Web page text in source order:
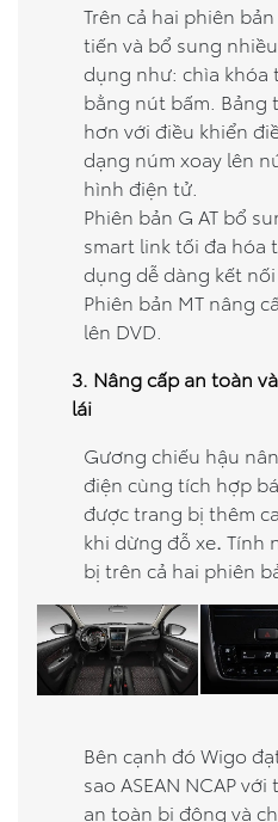
Trên cả hai phiên
tiến và bổ sung
dụng như: chìa
bằng nút bấm. Bảng
hơn với điều khiển
dạng núm xoay lên
hình điện tử.
Phiên bản G AT bổ
smart link tối đa hóa
dụng dễ dàng kết
Phiên bản MT nâng
lên DVD.
3. Nâng cấp an toàn
lái
Gương chiếu hậu
điện cùng tích hợp
được trang bị thêm
khi dừng đỗ xe. Tính
bị trên cả hai phiên
Bên cạnh đó Wigo
sao ASEAN NCAP
an toàn bị động và